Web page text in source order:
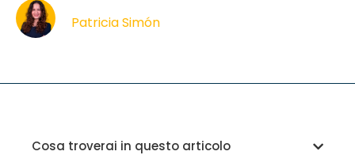
Patricia Simón
Cosa troverai in questo articolo